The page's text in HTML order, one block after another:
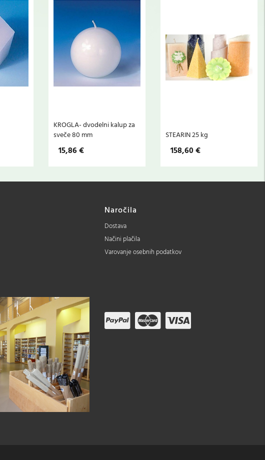
KROGLA- dvodelni kalup za
sveče 80 mm
15,86 €
STEARIN 25 kg
158,60 €
Naročila
Dostava
Načini plačila
Varovanje osebnih podatkov